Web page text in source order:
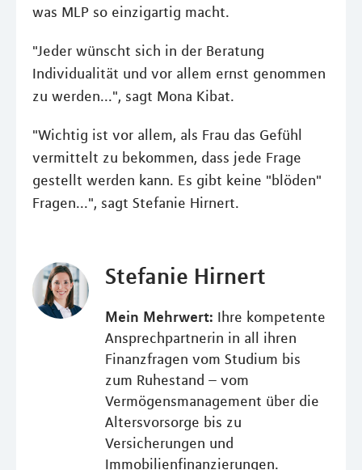
was MLP so einzigartig macht.
"Jeder wünscht sich in der Beratung
Individualität und vor allem ernst genommen
zu werden...", sagt Mona Kibat.
"Wichtig ist vor allem, als Frau das Gefühl
vermittelt zu bekommen, dass jede Frage
gestellt werden kann. Es gibt keine "blöden"
Fragen...", sagt Stefanie Hirnert.
Stefanie Hirnert
Mein Mehrwert: Ihre kompetente
Ansprechpartnerin in all ihren
Finanzfragen vom Studium bis
zum Ruhestand – vom
Vermögensmanagement über die
Altersvorsorge bis zu
Versicherungen und
Immobilienfinanzierungen.